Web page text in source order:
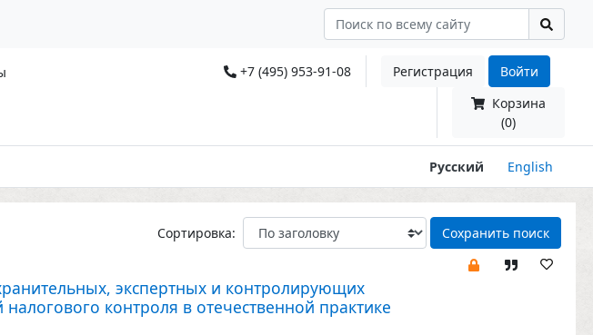
+7 (495) 953-91-08 Регистрация
Войти
Корзина
(0)
Русский English
Сортировка: Сохранить поиск
экспертных и контролирующих
контроля в отечественной практике